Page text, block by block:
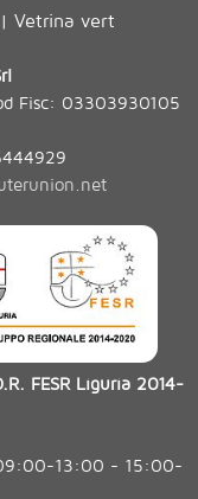
Vetrina vert
Fisc: 03303930105
FESR Liguria 2014-
13:00 - 15:00-